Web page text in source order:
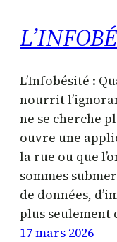
L’Infobésité :
nourrit
ne se cherche
ouvre une
la rue ou que
sommes
de données,
plus seulement
17 mars 2026